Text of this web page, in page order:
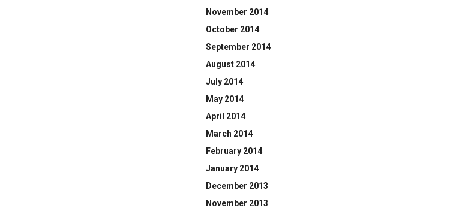
November 2014
October 2014
September 2014
August 2014
July 2014
May 2014
April 2014
March 2014
February 2014
January 2014
December 2013
November 2013